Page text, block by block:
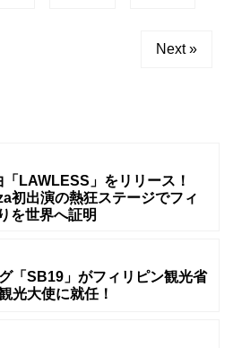
Next »
LAWLESS」をリリース！
初出演の熱狂ステージでフィ
を世界へ証明
「SB19」がフィリピン観光省
光大使に就任！